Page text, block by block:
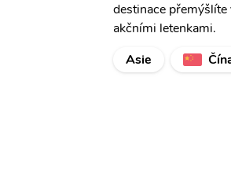
destinace
akčními letenkami.
Asie